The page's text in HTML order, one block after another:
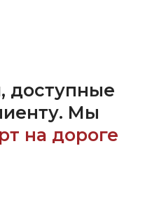
доступные
Мы
на дороге